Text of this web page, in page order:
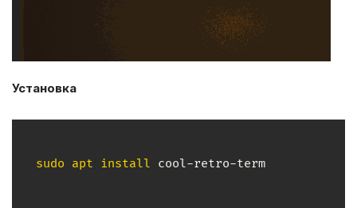
Установка
sudo apt install cool-retro-term